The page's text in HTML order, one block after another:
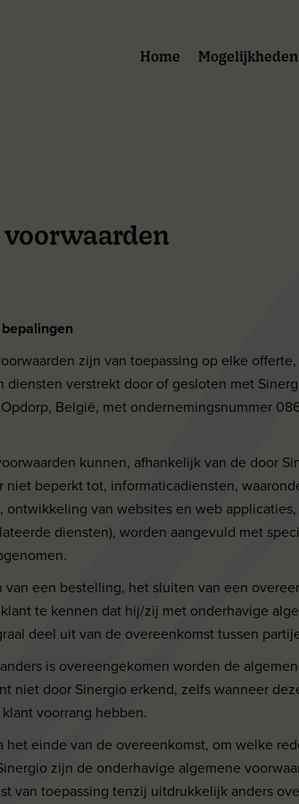
Home Mogelijkheden
zijn van toepassing op elke
verstrekt door of gesloten met
België, met ondernemingsnummer
kunnen, afhankelijk van de door
niet beperkt tot, informaticadiensten,
ontwikkeling van websites en web
diensten), worden aangevuld met
van een bestelling, het sluiten van een
te kennen dat hij/zij met onderhavige
deel uit van de overeenkomst tussen
is overeengekomen worden de
niet door Sinergio erkend, zelfs wanneer
voorrang hebben.
het einde van de overeenkomst, om welke
zijn de onderhavige algemene
van toepassing tenzij uitdrukkelijk anders